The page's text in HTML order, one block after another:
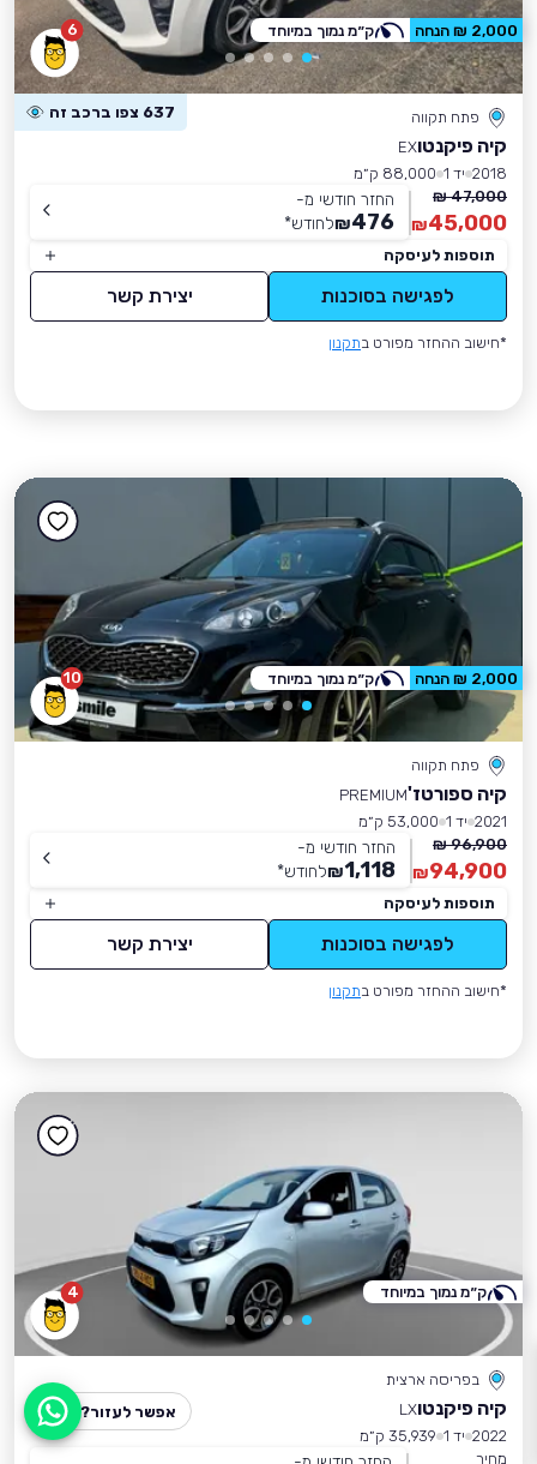
6
פתח תקווה 637 צפו ברכב זה
קיה פיקנטוEX
2018 יד 1
88,000 ק״מ
47,000 ₪
45,000
₪
החזר חודשי מ-
476
₪לחודש*
תוספות לעיסקה
לפגישה בסוכנות יצירת קשר
*חישוב ההחזר מפורט בתקנון
2,000 ₪ הנחה ק״מ נמוך במיוחד
10
פתח תקווה
קיה ספורטז'PREMIUM
2021 יד 1
53,000 ק״מ
96,900 ₪
94,900
₪
החזר חודשי מ-
1,118
₪לחודש*
תוספות לעיסקה
לפגישה בסוכנות יצירת קשר
*חישוב ההחזר מפורט בתקנון
2,000 ₪ הנחה ק״מ נמוך במיוחד
4
בפריסה ארצית
קיה פיקנטוLX
2022 יד 1
35,939 ק״מ
מחיר
ק״מ נמוך במיוחד
אפשר לעזור?